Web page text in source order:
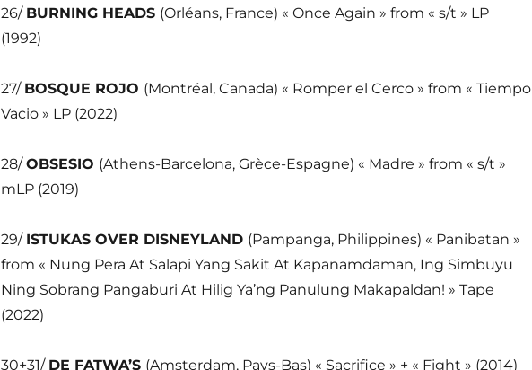
26/ BURNING HEADS (Orléans, France) « Once Again » from « s/t » LP
(1992)
27/ BOSQUE ROJO (Montréal, Canada) « Romper el Cerco » from « Tiempo
Vacio » LP (2022)
28/OBSESIO (Athens-Barcelona, Grèce-Espagne) « Madre » from « s/t »
mLP (2019)
29/ ISTUKAS OVER DISNEYLAND (Pampanga, Philippines) « Panibatan »
from « Nung Pera At Salapi Yang Sakit At Kapanamdaman, Ing Simbuyu
Ning Sobrang Pangaburi At Hilig Ya’ng Panulung Makapaldan! » Tape
(2022)
30+31/ DE FATWA’S (Amsterdam, Pays-Bas) « Sacrifice » + « Fight » (2014)